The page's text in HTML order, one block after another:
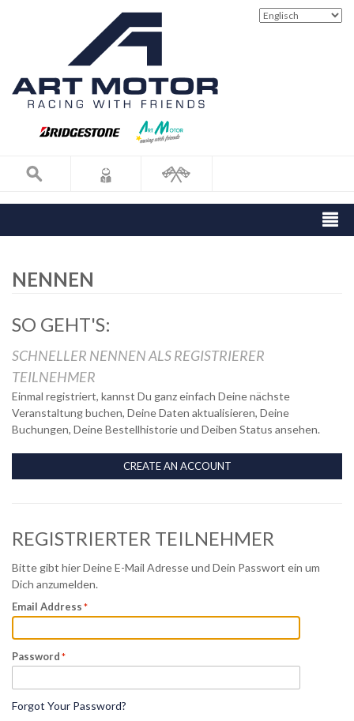
NENNEN
SO GEHT'S:
SCHNELLER NENNEN ALS REGISTRIERER
TEILNEHMER
Einmal registriert, kannst Du ganz einfach Deine nächste
Veranstaltung buchen, Deine Daten aktualisieren, Deine
Buchungen, Deine Bestellhistorie und Deiben Status ansehen.
CREATE AN ACCOUNT
REGISTRIERTER TEILNEHMER
Bitte gibt hier Deine E-Mail Adresse und Dein Passwort ein um
Dich anzumelden.
Email Address
Password
Forgot Your Password?